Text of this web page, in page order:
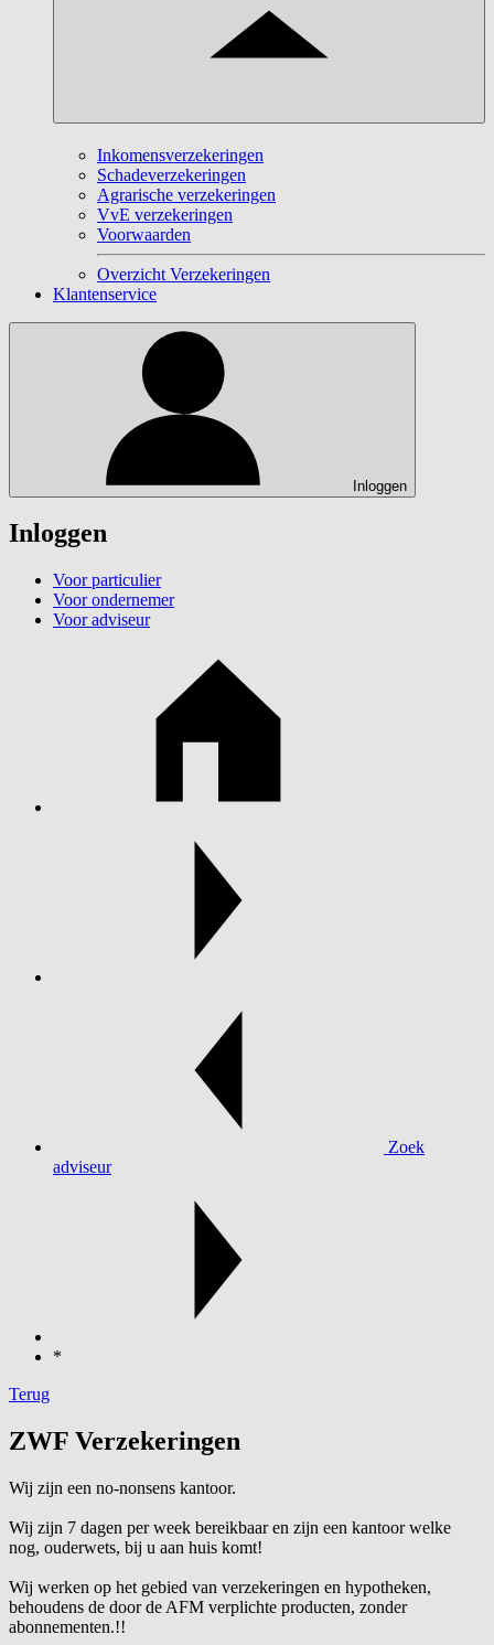
Inkomensverzekeringen
Schadeverzekeringen
Agrarische verzekeringen
VvE verzekeringen
Voorwaarden
Overzicht Verzekeringen
Klantenservice
Inloggen
Inloggen
Voor particulier
Voor ondernemer
Voor adviseur
Zoek
adviseur
*
Terug
ZWF Verzekeringen
Wij zijn een no-nonsens kantoor.
Wij zijn 7 dagen per week bereikbaar en zijn een kantoor welke
nog, ouderwets, bij u aan huis komt!
Wij werken op het gebied van verzekeringen en hypotheken,
behoudens de door de AFM verplichte producten, zonder
abonnementen.!!